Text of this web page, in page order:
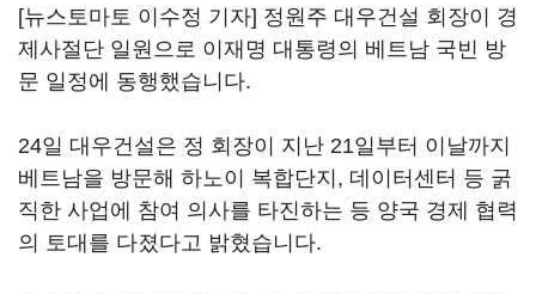
[뉴스토마토 이수정 기자] 정원주 대우건설 회장이 경
제사절단 일원으로 이재명 대통령의 베트남 국빈 방
문 일정에 동행했습니다.
24일 대우건설은 정 회장이 지난 21일부터 이날까지
베트남을 방문해 하노이 복합단지, 데이터센터 등 굵
직한 사업에 참여 의사를 타진하는 등 양국 경제 협력
의 토대를 다졌다고 밝혔습니다.